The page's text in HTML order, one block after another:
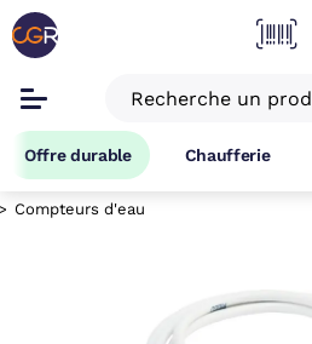
Offre durable Chaufferie
Compteurs d'eau